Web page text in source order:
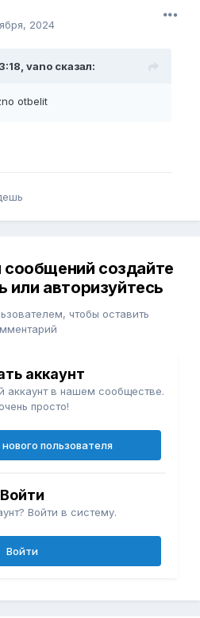
2024
vano сказал:
otbelit
создайте
или авторизуйтесь
чтобы оставить
аккаунт
аккаунт в нашем сообществе.
просто!
пользователя
Войти
Войти в систему.
Войти